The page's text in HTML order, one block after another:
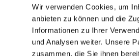
Wir verwenden Cookies, um
anbieten zu können und die
Informationen zu Ihrer
und Analysen weiter. Unsere
zusammen, die Sie ihnen
GmbH
des AWO
e.V.)
Bewerbung als
Bewerbung als
Bewerbung als
Bewerbung als